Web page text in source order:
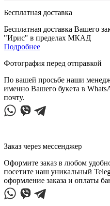
Бесплатная доставка
Бесплатная доставка Вашего
"Ирис" в пределах МКАД
Подробнее
Фотография перед отправкой
По вашей просьбе наши
именно Вашего букета в
почту.
Заказ через мессенджер
Оформите заказ в любом
посетите наш уникальный
оформление заказа и оплаты